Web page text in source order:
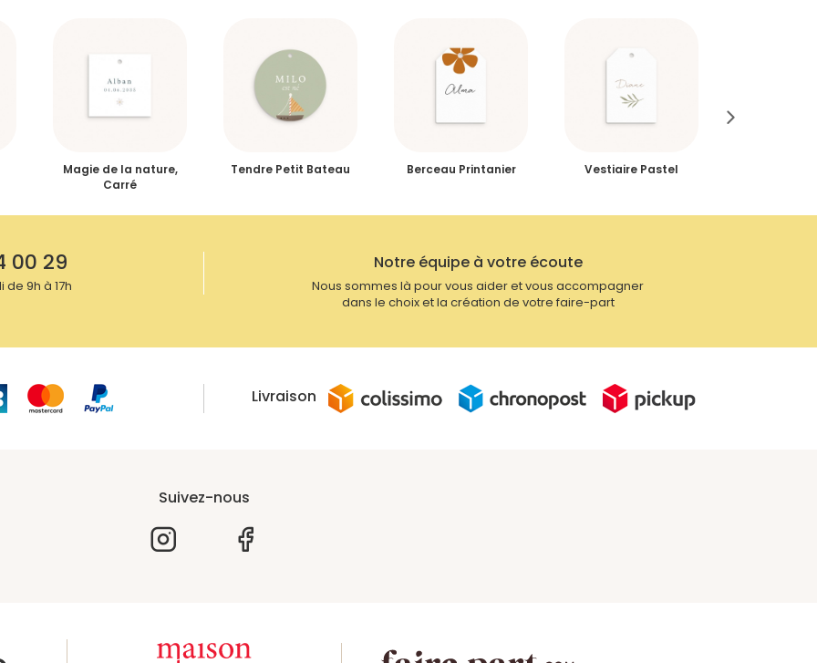
Magie de la nature,
Carré
Tendre Petit Bateau Berceau Printanier Vestiaire Pastel
00 29
9h à 17h
Notre équipe à votre écoute
Nous sommes là pour vous aider et vous accompagner
dans le choix et la création de votre faire-part
Livraison
Suivez-nous